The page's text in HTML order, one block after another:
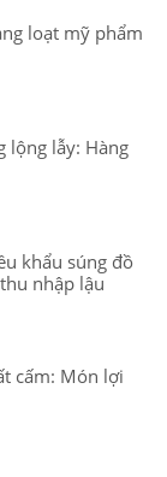
loạt mỹ phẩm
lộng lẫy: Hàng
khẩu súng đồ
nhập lậu
cấm: Món lợi